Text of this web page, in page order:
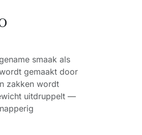
smaak als
gemaakt door
zakken wordt
uitdruppelt —